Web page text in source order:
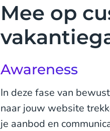
Mee op
Awareness
In deze fase van
naar jouw website
je aanbod en